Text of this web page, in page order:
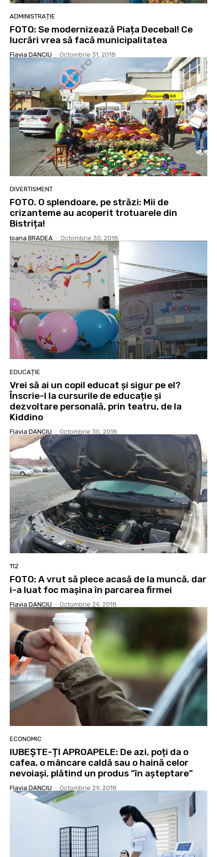
ADMINISTRAȚIE
FOTO: Se modernizează Piața Decebal! Ce
lucrări vrea să facă municipalitatea
Flavia DANCIU - Octombrie 31, 2018
DIVERTISMENT
FOTO. O splendoare, pe străzi: Mii de
crizanteme au acoperit trotuarele din
Bistrița!
Ioana BRADEA - Octombrie 30, 2018
EDUCAȚIE
Vrei să ai un copil educat și sigur pe el?
Înscrie-l la cursurile de educație și
dezvoltare personală, prin teatru, de la
Kiddino
Flavia DANCIU - Octombrie 30, 2018
112
FOTO: A vrut să plece acasă de la muncă, dar
i-a luat foc mașina în parcarea firmei
Flavia DANCIU - Octombrie 29, 2018
ECONOMIC
IUBEȘTE-ȚI APROAPELE: De azi, poți da o
cafea, o mâncare caldă sau o haină celor
nevoiași, plătind un produs ”în așteptare”
Flavia DANCIU - Octombrie 29, 2018